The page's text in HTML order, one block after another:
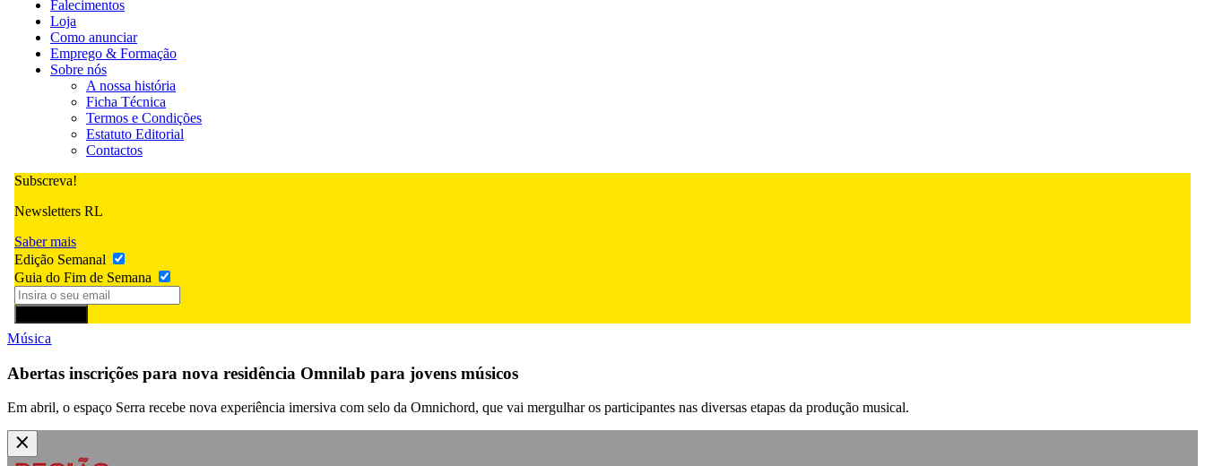
Falecimentos
Loja
Como anunciar
Emprego & Formação
Sobre nós
A nossa história
Ficha Técnica
Termos e Condições
Estatuto Editorial
Contactos
Subscreva!
Newsletters RL
Saber mais
Edição Semanal
Guia do Fim de Semana
Música
Abertas inscrições para nova residência Omnilab para jovens músicos
Em abril, o espaço Serra recebe nova experiência imersiva com selo da Omnichord, que vai mergulhar os participantes nas diversas etapas da produção musical.